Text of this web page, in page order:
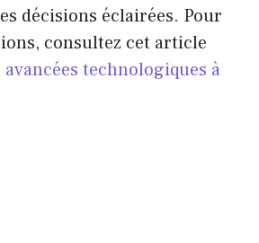
décisions éclairées. Pour
consultez cet article
avancées technologiques à